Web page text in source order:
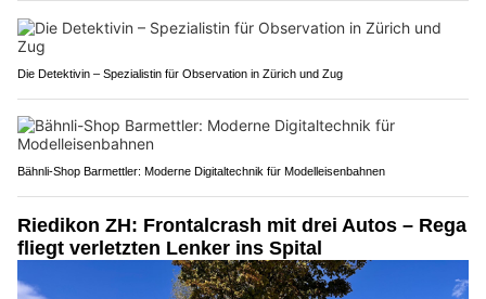
Die Detektivin – Spezialistin für Observation in Zürich und Zug
Bähnli-Shop Barmettler: Moderne Digitaltechnik für Modelleisenbahnen
Riedikon ZH: Frontalcrash mit drei Autos – Rega
fliegt verletzten Lenker ins Spital